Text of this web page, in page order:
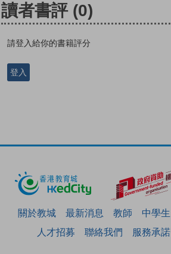
讀者書評 (0)
請登入給你的書籍評分
登入
關於教城 最新消息 教師 中學生
人才招募
聯絡我們 服務承諾